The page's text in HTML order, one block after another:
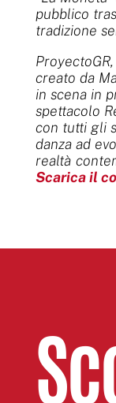
pubblico
tradizione
creato da
in scena in
spettacolo
con tutti gli
danza ad
realtà
Scarica il